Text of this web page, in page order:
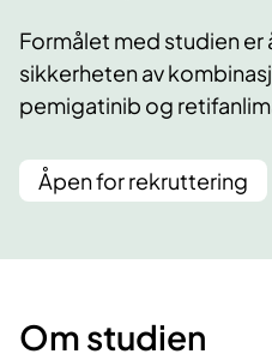
Formålet med studien
sikkerheten av
pemigatinib og
Åpen for rekruttering
Om studien